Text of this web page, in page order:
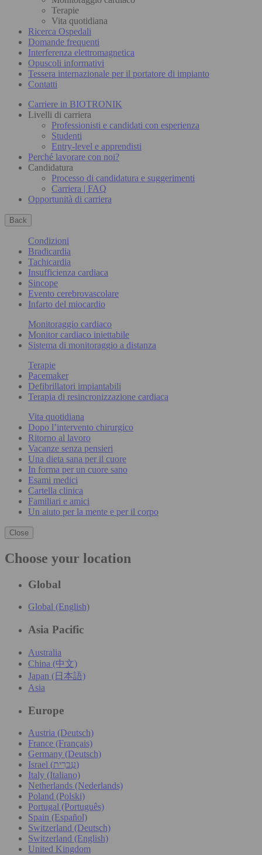
Terapie
Vita quotidiana
Ricerca Ospedali
Domande frequenti
Interferenza elettromagnetica
Opuscoli informativi
Tessera internazionale per il portatore di impianto
Contatti
Carriere in BIOTRONIK
Livelli di carriera
Professionisti e candidati con esperienza
Studenti
Entry-level e apprendisti
Perché lavorare con noi?
Candidatura
Processo di candidatura e suggerimenti
Carriera | FAQ
Opportunità di carriera
Back
Condizioni
Bradicardia
Tachicardia
Insufficienza cardiaca
Sincope
Evento cerebrovascolare
Infarto del miocardio
Monitoraggio cardiaco
Monitor cardiaco iniettabile
Sistema di monitoraggio a distanza
Terapie
Pacemaker
Defibrillatori impiantabili
Terapia di resincronizzazione cardiaca
Vita quotidiana
Dopo l’intervento chirurgico
Ritorno al lavoro
Vacanze senza pensieri
Una dieta sana per il cuore
In forma per un cuore sano
Esami medici
Cartella clinica
Familiari e amici
Un aiuto per la mente e per il corpo
Close
Choose your location
Global
Global (English)
Asia Pacific
Australia
China (中文)
Japan (日本語)
Asia
Europe
Austria (Deutsch)
France (Français)
Germany (Deutsch)
Israel (עִברִית)
Italy (Italiano)
Netherlands (Nederlands)
Poland (Polski)
Portugal (Português)
Spain (Español)
Switzerland (Deutsch)
Switzerland (English)
United Kingdom